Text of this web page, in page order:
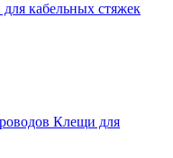
кабельных стяжек
Клещи для